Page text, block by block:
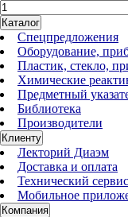
Каталог
Спецпредложения
Оборудование,
Пластик, стекло,
Химические
Предметный
Библиотека
Производители
Клиенту
Лекторий Диаэм
Доставка и оплата
Технический сервис
Мобильное
Компания